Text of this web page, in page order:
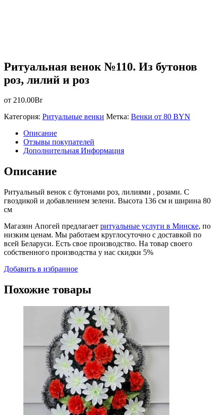
Ритуальная венок №110. Из бутонов
роз, лилий и роз
от 210.00Br
Категория: Ритуальные венки Метка: Венки от 80 BYN
Описание
Отзывы покупателей
Дополнительная Информация
Описание
Ритуальный венок с бутонами роз, лилиями , розами. С
гвоздикой и добавлением зелени. Высота 136 см и ширина 80
см
Магазин Апогей предлагает ритуальные услуги в Минске, по
низким ценам. Мы работаем круглосуточно с доставкой по
всей Беларуси. Есть свое производство. На товар своего
собственного производства у нас скидки 5%
Добавить в избранное
Похожие товары